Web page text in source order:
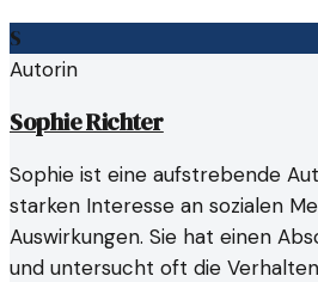
S
Autorin
Sophie Richter
Sophie ist eine aufstrebende
starken Interesse an sozialen
Auswirkungen. Sie hat einen
und untersucht oft die